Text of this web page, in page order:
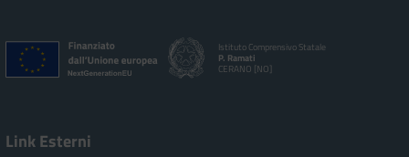
Istituto Comprensivo Statale
P. Ramati
CERANO [NO]
Link Esterni